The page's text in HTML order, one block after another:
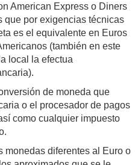
American Express o Diners
que por exigencias técnicas
es el equivalente en Euros
(también en este
local la efectua
de moneda que
o el procesador de pagos
como cualquier impuesto
monedas diferentes al Euro o